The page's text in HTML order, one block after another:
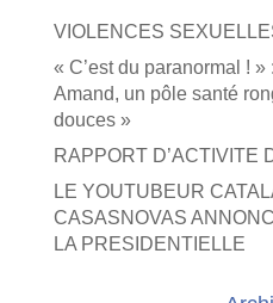
VIOLENCES
« C’est du paranormal !
Amand, un pôle santé
douces »
RAPPORT D’ACTIVITE
LE YOUTUBEUR
CASASNOVAS
LA PRESIDENTIELLE